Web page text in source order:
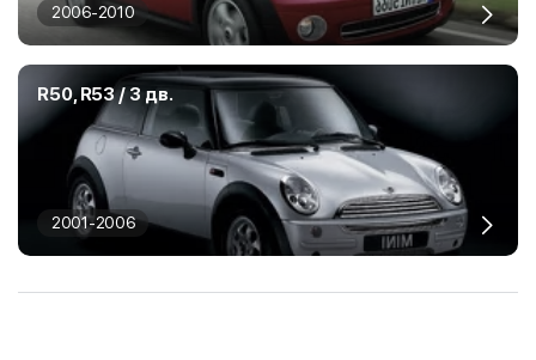
2006-2010
R50, R53 / 3 дв.
2001-2006